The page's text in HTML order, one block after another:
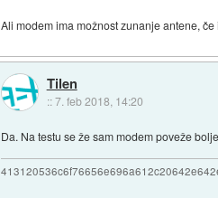
Ali modem ima možnost zunanje antene,
Tilen
::7. feb 2018, 14:20
Da. Na testu se že sam modem poveže